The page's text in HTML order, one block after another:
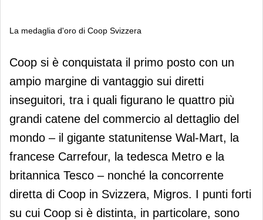
La medaglia d'oro di Coop Svizzera
La medaglia d'oro di Coop Svizzera
Coop si è conquistata il primo posto con un
ampio margine di vantaggio sui diretti
inseguitori, tra i quali figurano le quattro più
grandi catene del commercio al dettaglio del
mondo – il gigante statunitense Wal-Mart, la
francese Carrefour, la tedesca Metro e la
britannica Tesco – nonché la concorrente
diretta di Coop in Svizzera, Migros. I punti forti
su cui Coop si è distinta, in particolare, sono